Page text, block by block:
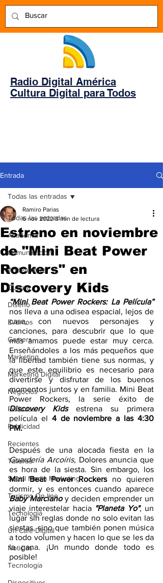
Radio Digital América
Cultura Digital para Todos
Entrada
Todas las entradas
Academia
Comunicación
AndeanWire
Cultura
Diseño
Eventos
Gamers
Marketing
Marketing Digital
Negocios
Películas
Publicidad
Recientes
Talleres
Social Media Marketing
Turismo On line
Tecnología
Un Café Digital
Noticias
Tecnología
Todas las entradas
Estreno en noviembre
de "Mini Beat Power
Rockers" en
Discovery Kids
Ramiro Parias
6 nov 2022 3 min de lectura
“Mini Beat Power Rockers: La Película”
nos lleva a una odisea espacial, lejos de
casa, con nuevos personajes y
canciones, para descubrir que lo que
más amamos puede estar muy cerca.
Enseñándoles a los más pequeños que
la libertad también tiene sus normas, y
que este equilibrio es necesario para
divertirse y disfrutar de los buenos
momentos juntos y en familia. Mini Beat
Discovery Kids estrena su primera
película el 4 de noviembre a las 4:30
PM.
Guardería Arcoíris, Dolores anuncia que
Mini Beat Power Rockers no quieren
Baby Marciano y deciden emprender un
viaje interestelar hacia "Planeta Yo", un
lugar sin reglas donde no solo evitan las
siestas, sino que también ponen música
a todo volumen y hacen lo que se les da
la gana. ¡Un mundo donde todo es
posible!